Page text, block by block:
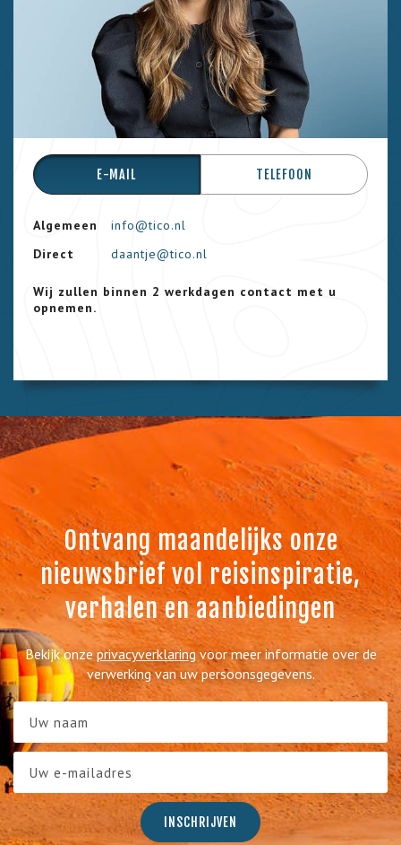
E-MAIL TELEFOON
Algemeen
info@tico.nl
Direct
daantje@tico.nl
Wij zullen binnen 2 werkdagen contact met u
opnemen.
Ontvang maandelijks onze
nieuwsbrief vol reisinspiratie,
verhalen en aanbiedingen
Bekijk onzeprivacyverklaringvoor meer informatie over de
verwerking van uw persoonsgegevens.